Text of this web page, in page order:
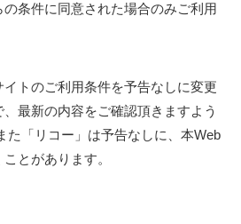
条件に同意された場合のみご利用
イトのご利用条件を予告なしに変更
最新の内容をご確認頂きますよう
た「リコー」は予告なしに、本Web
とがあります。